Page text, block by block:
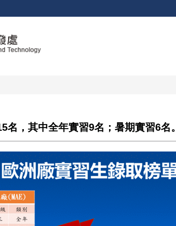
，其中全年實習9名；暑期實習6名。